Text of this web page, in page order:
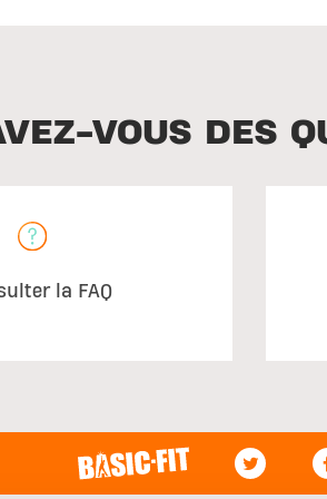
VOUS DES
la FAQ